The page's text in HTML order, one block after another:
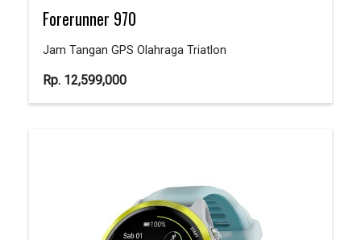
Forerunner 970
Jam Tangan GPS Olahraga Triatlon
Rp. 12,599,000